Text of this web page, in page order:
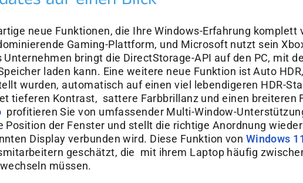
neue Funktionen, die Ihre Windows-Erfahrung komplett
Gaming-Plattform, und Microsoft nutzt sein
bringt die DirectStorage-API auf den PC, mit
laden kann. Eine weitere neue Funktion ist Auto
wurden, automatisch auf einen viel lebendigeren HDR-
tieferen Kontrast, sattere Farbbrillanz und einen breiteren
profitieren Sie von umfassender Multi-Window-
der Fenster und stellt die richtige Anordnung
Display verbunden wird. Diese Funktion von Windows
geschätzt, die mit ihrem Laptop häufig
müssen.